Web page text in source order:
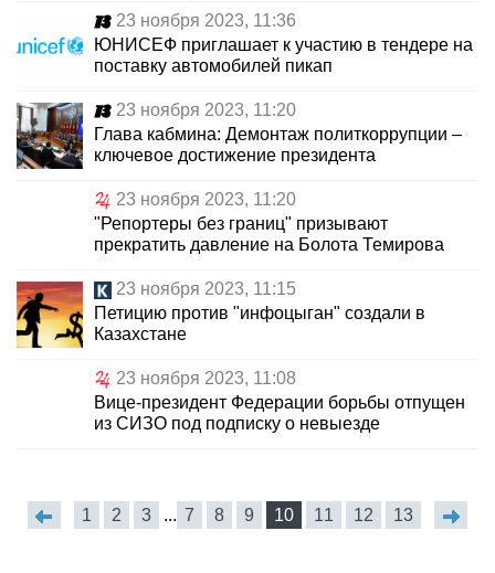
23 ноября 2023, 11:36
ЮНИСЕФ приглашает к участию в тендере на
поставку автомобилей пикап
23 ноября 2023, 11:20
Глава кабмина: Демонтаж политкоррупции –
ключевое достижение президента
23 ноября 2023, 11:20
"Репортеры без границ" призывают
прекратить давление на Болота Темирова
23 ноября 2023, 11:15
Петицию против "инфоцыган" создали в
Казахстане
23 ноября 2023, 11:08
Вице-президент Федерации борьбы отпущен
из СИЗО под подписку о невыезде
1 2 3 ... 7 8 9 10 11 12 13